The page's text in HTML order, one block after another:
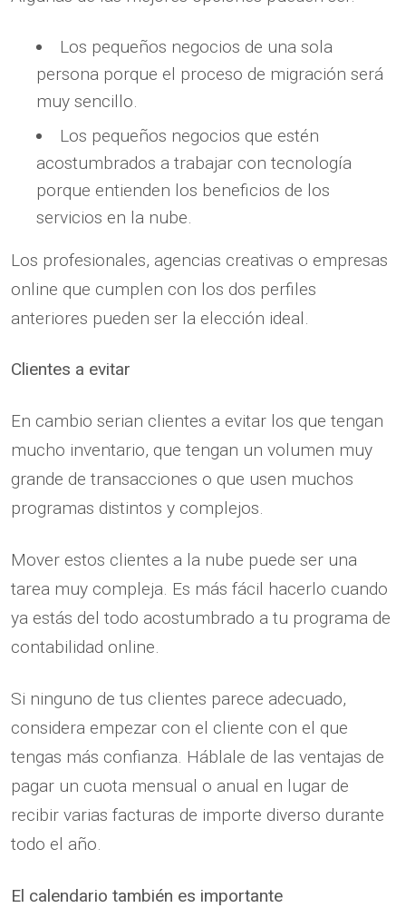
Los pequeños negocios de una sola
persona porque el proceso de migración será
muy sencillo.
Los pequeños negocios que estén
acostumbrados a trabajar con tecnología
porque entienden los beneficios de los
servicios en la nube.
Los profesionales, agencias creativas o empresas
online que cumplen con los dos perfiles
anteriores pueden ser la elección ideal.
Clientes a evitar
En cambio serian clientes a evitar los que tengan
mucho inventario, que tengan un volumen muy
grande de transacciones o que usen muchos
programas distintos y complejos.
Mover estos clientes a la nube puede ser una
tarea muy compleja. Es más fácil hacerlo cuando
ya estás del todo acostumbrado a tu programa de
contabilidad online.
Si ninguno de tus clientes parece adecuado,
considera empezar con el cliente con el que
tengas más confianza. Háblale de las ventajas de
pagar un cuota mensual o anual en lugar de
recibir varias facturas de importe diverso durante
todo el año.
El calendario también es importante